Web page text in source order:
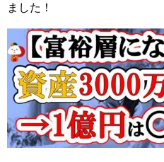
ました！